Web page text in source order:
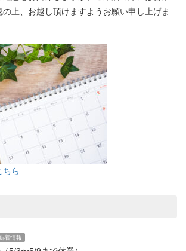
上、お越し頂けますようお願い申し上げま
ちら
着情報